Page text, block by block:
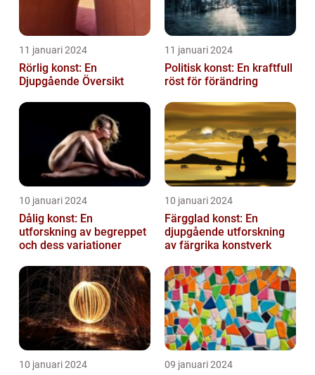
11 januari 2024
Rörlig konst: En
Djupgående Översikt
11 januari 2024
Politisk konst: En kraftfull
röst för förändring
10 januari 2024
Dålig konst: En
utforskning av begreppet
och dess variationer
10 januari 2024
Färgglad konst: En
djupgående utforskning
av färgrika konstverk
10 januari 2024 09 januari 2024